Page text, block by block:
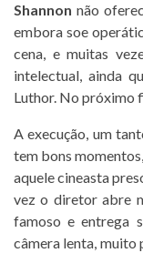
Shannon não
embora soe
cena, e muitas
intelectual, ainda
Luthor. No próximo
A execução, um
tem bons
aquele cineasta
vez o diretor abre
famoso e entrega
câmera lenta, muito